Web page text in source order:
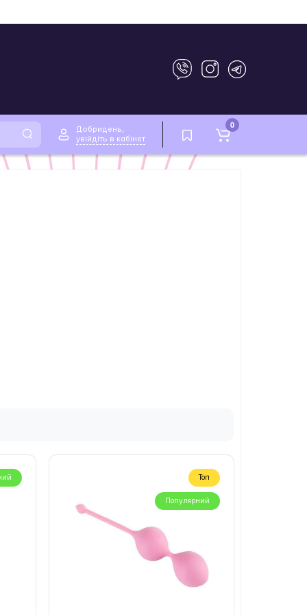
Добридень,
увійдіть в кабінет
0
Топ
Популярний